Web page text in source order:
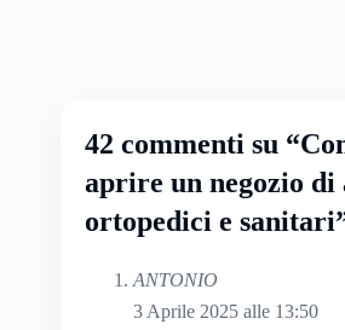
42 commenti su
aprire un negozio
ortopedici e
ANTONIO
3 Aprile 2025 alle 13:50